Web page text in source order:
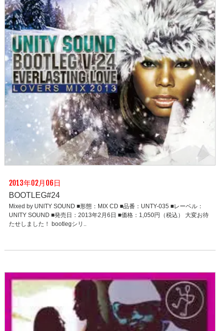
2013年02月06日
BOOTLEG#24
Mixed by UNITY SOUND ■形態：MIX CD ■品番：UNTY-035 ■レーベル：
UNITY SOUND ■発売日：2013年2月6日 ■価格：1,050円（税込） 大変お待
たせしました！ bootlegシリ..